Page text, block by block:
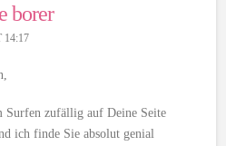
borer
14:17
Surfen zufällig auf Deine Seite
ich finde Sie absolut genial